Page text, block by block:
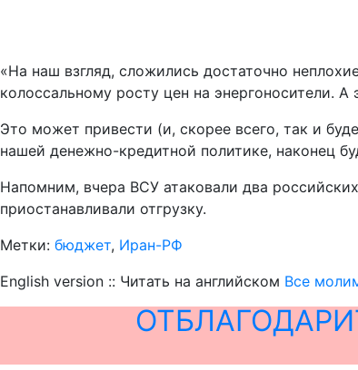
«На наш взгляд, сложились достаточно
колоссальному росту цен на энергоносители.
Это может привести (и, скорее всего, так и
нашей денежно-кредитной политике, наконец
Напомним, вчера ВСУ атаковали два
приостанавливали отгрузку.
Метки: бюджет, Иран-РФ
English version :: Читать на английском Все